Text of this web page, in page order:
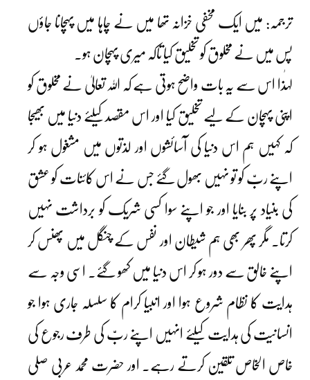
ترجمہ: میں ایک مخفی خزانہ تھا میں نے چاہا میں پہچانا جاؤں
پس میں نے مخلوق کو تخلیق کیا تاکہ میری پہچان ہو۔
لہٰذا اس سے یہ بات واضح ہوتی ہے کہ اللہ تعالیٰ نے مخلوق کو
اپنی پہچان کے لیے تخلیق کیا اور اس مقصد کیلئے دنیا میں بھیجا
کہ کہیں ہم اس دنیا کی آسائشوں اور لذتوں میں مشغول ہو کر
اپنے ربّ کو تو نہیں بھول گئے جس نے اس کائنات کو عشق
کی بنیاد پر بنایا اور جو اپنے سوا کسی شریک کو برداشت نہیں
کرتا۔ مگر پھر بھی ہم شیطان اور نفس کے چنگل میں پھنس کر
اپنے خالق سے دور ہو کر اس دنیا میں کھو گئے۔ اسی وجہ سے
ہدایت کا نظام شروع ہوا اور انبیا کرام کا سلسلہ جاری ہوا جو
انسانیت کی ہدایت کیلئے انہیں اپنے ربّ کی طرف رجوع کی
خاص الخاص تلقین کرتے رہے۔ اور حضرت محمد عربی صلی